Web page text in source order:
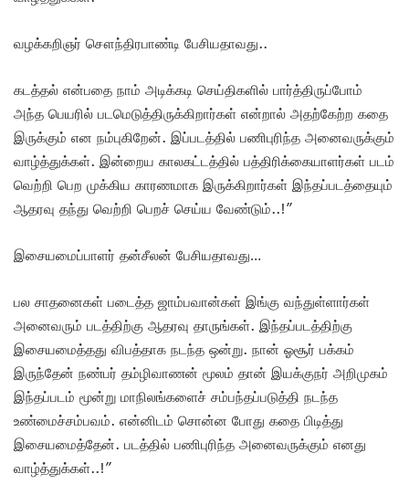
வழக்கறிஞர் சௌந்திரபாண்டி பேசியதாவது..
கடத்தல் என்பதை நாம் அடிக்கடி செய்திகளில் பார்த்திருப்போம்
அந்த பெயரில் படமெடுத்திருக்கிறார்கள் என்றால் அதற்கேற்ற கதை
இருக்கும் என நம்புகிறேன். இப்படத்தில் பணிபுரிந்த அனைவருக்கும்
வாழ்த்துக்கள். இன்றைய காலகட்டத்தில் பத்திரிக்கையாளர்கள் படம்
வெற்றி பெற முக்கிய காரணமாக இருக்கிறார்கள் இந்தப்படத்தையும்
ஆதரவு தந்து வெற்றி பெறச் செய்ய வேண்டும்..!”
இசையமைப்பாளர் தன்சீலன் பேசியதாவது…
பல சாதனைகள் படைத்த ஜாம்பவான்கள் இங்கு வந்துள்ளார்கள்
அனைவரும் படத்திற்கு ஆதரவு தாருங்கள். இந்தப்படத்திற்கு
இசையமைத்தது விபத்தாக நடந்த ஒன்று. நான் ஓசூர் பக்கம்
இருந்தேன் நண்பர் தம்ழிவாணன் மூலம் தான் இயக்குநர் அறிமுகம்
இந்தப்படம் மூன்று மாநிலங்களைச் சம்பந்தப்படுத்தி நடந்த
உண்மைச்சம்பவம். என்னிடம் சொன்ன போது கதை பிடித்து
இசையமைத்தேன். படத்தில் பணிபுரிந்த அனைவருக்கும் எனது
வாழ்த்துக்கள்..!”